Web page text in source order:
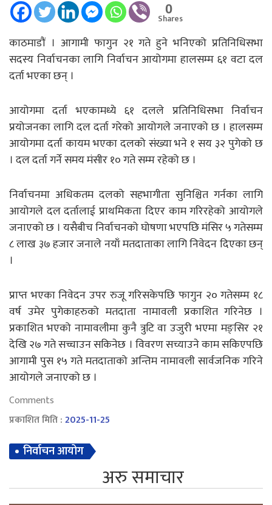
0
Shares
काठमाडौं । आगामी फागुन २१ गते हुने भनिएको प्रतिनिधिसभा
सदस्य निर्वाचनका लागि निर्वाचन आयोगमा हालसम्म ६१ वटा दल
दर्ता भएका छन् ।
आयोगमा दर्ता भएकामध्ये ६१ दलले प्रतिनिधिसभा निर्वाचन
प्रयोजनका लागि दल दर्ता गरेको आयोगले जनाएको छ । हालसम्म
आयोगमा दर्ता कायम भएका दलको संख्या भने १ सय ३२ पुगेको छ
। दल दर्ता गर्ने समय मंसीर १० गते सम्म रहेको छ ।
निर्वाचनमा अधिकतम दलको सहभागीता सुनिश्चित गर्नका लागि
आयोगले दल दर्तालाई प्राथमिकता दिएर काम गरिरहेको आयोगले
जनाएको छ । यसैबीच निर्वाचनको घोषणा भएपछि मंसिर ५ गतेसम्म
८ लाख ३७ हजार जनाले नयाँ मतदाताका लागि निवेदन दिएका छन्
।
प्राप्त भएका निवेदन उपर रुजू गरिसकेपछि फागुन २० गतेसम्म १८
वर्ष उमेर पुगेकाहरुको मतदाता नामावली प्रकाशित गरिनेछ ।
प्रकाशित भएको नामावलीमा कुनै त्रुटि वा उजुरी भएमा मङ्सिर २१
देखि २७ गते सच्चाउन सकिनेछ । विवरण सच्याउने काम सकिएपछि
आगामी पुस १५ गते मतदाताको अन्तिम नामावली सार्वजनिक गरिने
आयोगले जनाएको छ ।
Comments
प्रकाशित मिति :2025-11-25
निर्वाचन आयोग
अरु समाचार